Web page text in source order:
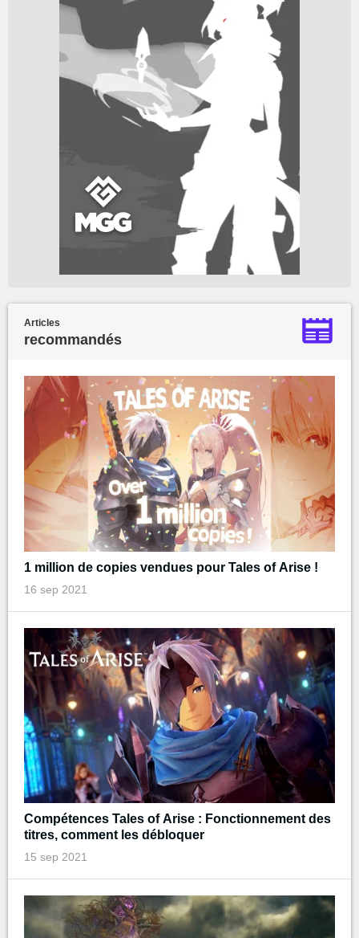
Articles
recommandés
1 million de copies vendues pour Tales of Arise !
16 sep 2021
Compétences Tales of Arise : Fonctionnement des
titres, comment les débloquer
15 sep 2021